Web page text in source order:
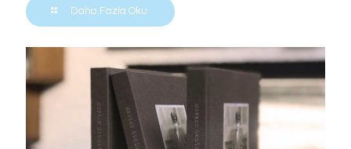
Daha Fazla Oku